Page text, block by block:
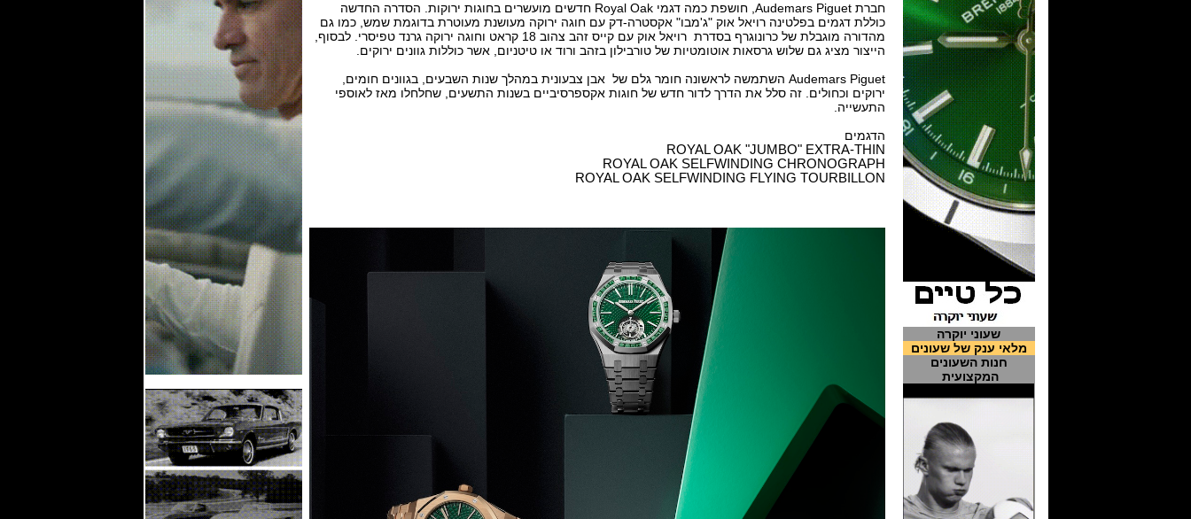
שעוני יוקרה
מלאי ענק של שעונים
חנות השעונים
המקצועית
חברת Audemars Piguet, חושפת כמה דגמי Royal Oak חדשים מועשרים בחוגות ירוקות. הסדרה החדשה
כוללת דגמים בפלטינה רויאל אוק "ג'מבו" אקסטרה-דק עם חוגה ירוקה מעושנת מעוטרת בדוגמת שמש, כמו גם
מהדורה מוגבלת של כרונוגרף בסדרת רויאל אוק עם קייס זהב צהוב 18 קראט וחוגה ירוקה גרנד טפיסרי. לבסוף,
הייצור מציג גם שלוש גרסאות אוטומטיות של טורבילון בזהב ורוד או טיטניום, אשר כוללות גוונים ירוקים.
Audemars Piguet השתמשה לראשונה חומר גלם של אבן צבעונית במהלך שנות השבעים, בגוונים חומים,
ירוקים וכחולים. זה סלל את הדרך לדור חדש של חוגות אקספרסיביים בשנות התשעים, שחלחלו מאז לאוספי
התעשייה.
הדגמים
ROYAL OAK "JUMBO" EXTRA-THIN
ROYAL OAK SELFWINDING CHRONOGRAPH
ROYAL OAK SELFWINDING FLYING TOURBILLON